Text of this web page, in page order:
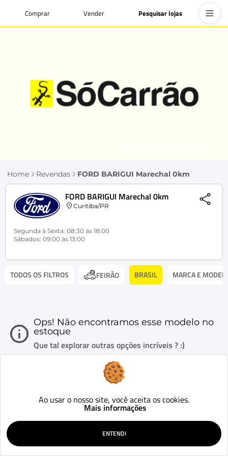
Comprar Vender Pesquisar lojas
Home Revendas FORD BARIGUI Marechal 0km
FORD BARIGUI Marechal 0km
Curitiba/PR
Segunda à Sexta: 08:30 às 18:00
Sábados: 09:00 às 13:00
TODOS OS FILTROS FEIRÃO BRASIL MARCA E
Ops! Não encontramos esse modelo no
estoque
Que tal explorar outras opções incríveis ? :)
Ao usar o nosso site, você aceita os cookies.
Mais informações
ENTENDI